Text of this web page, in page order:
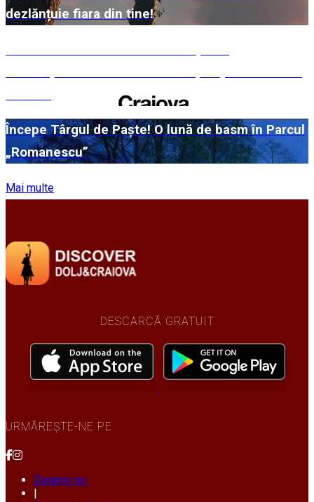
dezlănțuie fiara din tine!
Începe Târgul de Paște! O lună de basm în Parcul
„Romanescu”
Mai multe
DESCARCĂ GRATUIT
URMĂREȘTE-NE PE
Despre noi
|